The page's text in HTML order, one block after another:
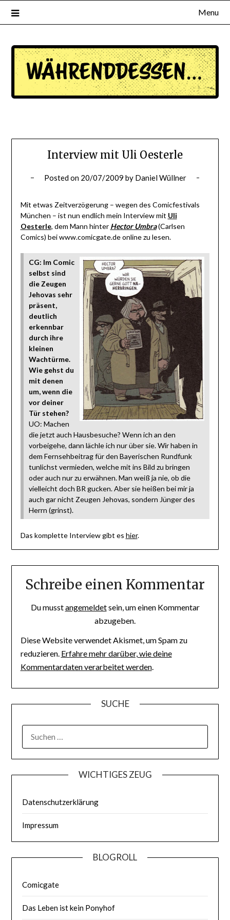
Menu
Interview mit Uli Oesterle
Posted on 20/07/2009 by Daniel Wüllner
Mit etwas Zeitverzögerung – wegen des Comicfestivals
München – ist nun endlich mein Interview mit Uli
Oesterle, dem Mann hinter Hector Umbra(Carlsen
Comics) bei www.comicgate.de online zu lesen.
CG: Im Comic
selbst sind
die Zeugen
Jehovas sehr
präsent,
deutlich
erkennbar
durch ihre
kleinen
Wachtürme.
Wie gehst du
mit denen
um, wenn die
vor deiner
Tür stehen?
UO: Machen
die jetzt auch Hausbesuche? Wenn ich an den
vorbeigehe, dann lächle ich nur über sie. Wir haben in
dem Fernsehbeitrag für den Bayerischen Rundfunk
tunlichst vermieden, welche mit ins Bild zu bringen
oder auch nur zu erwähnen. Man weiß ja nie, ob die
vielleicht doch BR gucken. Aber sie heißen bei mir ja
auch gar nicht Zeugen Jehovas, sondern Jünger des
Herrn (grinst).
Das komplette Interview gibt es hier.
Schreibe einen Kommentar
Du musstangemeldetsein, um einen Kommentar
abzugeben.
Diese Website verwendet Akismet, um Spam zu
reduzieren. Erfahre mehr darüber, wie deine
Kommentardaten verarbeitet werden.
SUCHE
WICHTIGES ZEUG
Datenschutzerklärung
Impressum
BLOGROLL
Comicgate
Das Leben ist kein Ponyhof